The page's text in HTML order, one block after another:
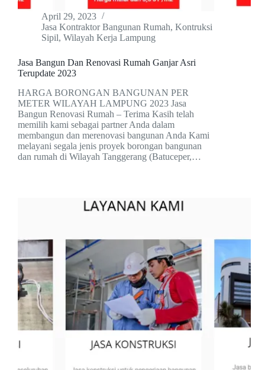
April 29, 2023
Jasa Kontraktor Bangunan Rumah, Kontruksi
Sipil, Wilayah Kerja Lampung
Jasa Bangun Dan Renovasi Rumah Ganjar Asri
Terupdate 2023
HARGA BORONGAN BANGUNAN PER
METER WILAYAH LAMPUNG 2023 Jasa
Bangun Renovasi Rumah – Terima Kasih telah
memilih kami sebagai partner Anda dalam
membangun dan merenovasi bangunan Anda Kami
melayani segala jenis proyek borongan bangunan
dan rumah di Wilayah Tanggerang (Batuceper,…